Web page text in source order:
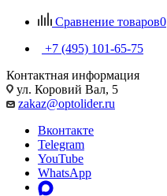
Сравнение товаров0
+7 (495) 101-65-75
Контактная информация
ул. Коровий Вал, 5
zakaz@optolider.ru
Вконтакте
Telegram
YouTube
WhatsApp